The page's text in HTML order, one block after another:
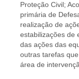
Proteção Civil;
primária de
realização de
estabilizações de
das ações das
outras tarefas
área de